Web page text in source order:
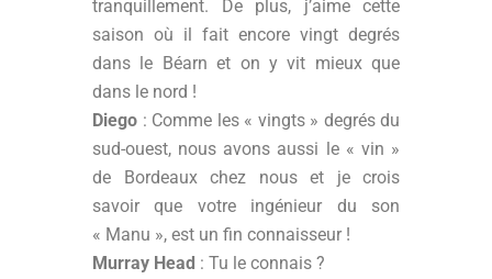
tranquillement. De plus, j’aime cette
saison où il fait encore vingt degrés
dans le Béarn et on y vit mieux que
dans le nord !
Diego : Comme les « vingts » degrés du
sud-ouest, nous avons aussi le « vin »
de Bordeaux chez nous et je crois
savoir que votre ingénieur du son
« Manu », est un fin connaisseur !
Murray Head : Tu le connais ?